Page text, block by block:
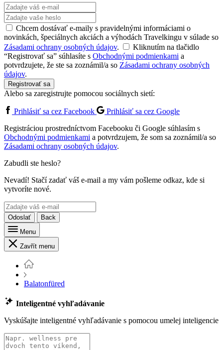
Chcem dostávať e-maily s pravidelnými informáciami o
novinkách, špeciálnych akciách a výhodách Travelkingu v súlade so
Zásadami ochrany osobných údajov.
Kliknutím na tlačidlo
“Registrovať sa” súhlasíte s Obchodnými podmienkami a
potvrdzujete, že ste sa zoznámil/a so Zásadami ochrany osobných
údajov.
Registrovať sa
Alebo sa zaregistrujte pomocou sociálnych sietí:
Prihlásiť sa cez Facebook
Prihlásiť sa cez Google
Registráciou prostredníctvom Facebooku či Google súhlasím s
Obchodnými podmienkami a potvrdzujem, že som sa zoznámil/a so
Zásadami ochrany osobných údajov.
Zabudli ste heslo?
Nevadí! Stačí zadať váš e-mail a my vám pošleme odkaz, kde si
vytvoríte nové.
Odoslať
Back
Menu
Zavřít menu
Balatonfüred
Inteligentné vyhľadávanie
Vyskúšajte inteligentné vyhľadávanie s pomocou umelej inteligencie